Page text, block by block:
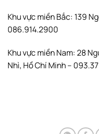
Khu vực miền Bắc: 139
086.914.2900
Khu vực miền Nam: 28
Nhì, Hồ Chí Minh –